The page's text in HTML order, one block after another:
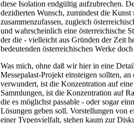
diese Isolation endgültig aufzubrechen.
dezidierten Wunsch, zumindest die
zusammenzufassen, zugleich
und wahrscheinlich eine österreichische
der die - vielleicht aus Gründen der Zeit
bedeutenden österreichischen Werke
Was mich, ohne daß wir hier in eine
Messepalast-Projekt einsteigen sollten,
verwundert, ist die Konzentration auf
Sammlungen, ist die Konzentration auf
die es möglichst passable - oder sogar
Lösungen geben soll. Vorstellungen von
einer Typenvielfalt, stehen kaum zur